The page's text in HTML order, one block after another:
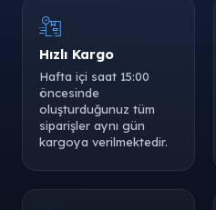
Hızlı Kargo
Hafta içi saat 15:00
öncesinde
oluşturduğunuz tüm
siparişler aynı gün
kargoya verilmektedir.